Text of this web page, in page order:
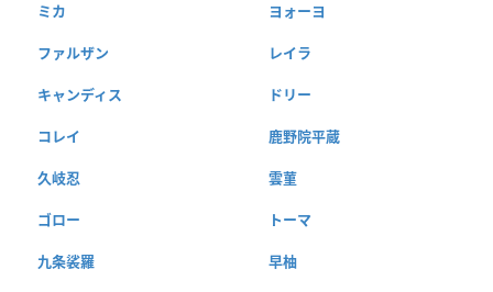
ミカ ヨォーヨ
ファルザン レイラ
キャンディス ドリー
コレイ 鹿野院平蔵
久岐忍 雲菫
ゴロー トーマ
九条裟羅 早柚